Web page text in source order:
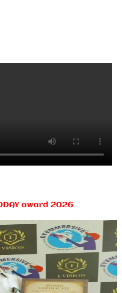
award 2026